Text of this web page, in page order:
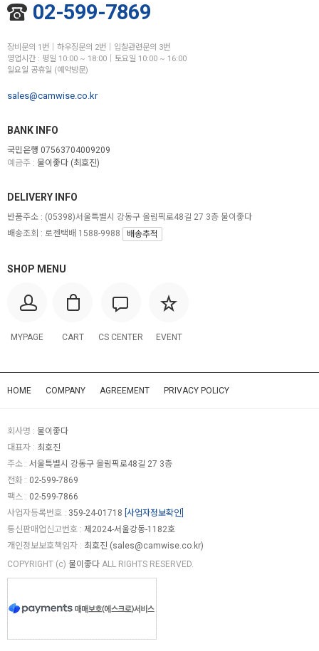
02-599-7869
장비문의 1번│하우징문의 2번│입찰관련문의 3번
영업시간 : 평일 10:00 ~ 18:00│토요일 10:00 ~ 16:00
일요일 공휴일 (예약방문)
sales@camwise.co.kr
BANK INFO
국민은행 07563704009209
예금주 : 물이좋다 (최호진)
SHOP MENU
MYPAGE CART CS CENTER EVENT
DELIVERY INFO
반품주소 : (05398)서울특별시 강동구 올림픽로48길 27 3층 물이좋다
배송조회 : 로젠택배 1588-9988
배송추적
HOME COMPANY AGREEMENT PRIVACY POLICY
회사명 : 물이좋다
대표자 : 최호진
주소 : 서울특별시 강동구 올림픽로48길 27 3층
전화 : 02-599-7869
팩스 : 02-599-7866
사업자등록번호 : 359-24-01718 [사업자정보확인]
통신판매업신고번호 : 제2024-서울강동-1182호
개인정보보호책임자 : 최호진 (sales@camwise.co.kr)
COPYRIGHT (c) 물이좋다 ALL RIGHTS RESERVED.